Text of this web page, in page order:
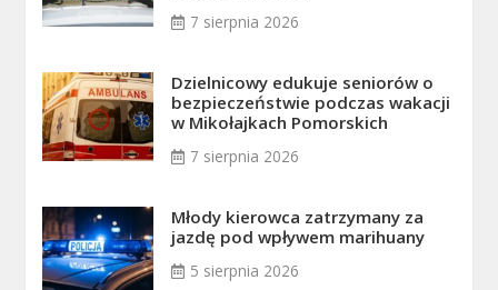
7 sierpnia 2026
Dzielnicowy edukuje seniorów o
bezpieczeństwie podczas wakacji
w Mikołajkach Pomorskich
7 sierpnia 2026
Młody kierowca zatrzymany za
jazdę pod wpływem marihuany
5 sierpnia 2026